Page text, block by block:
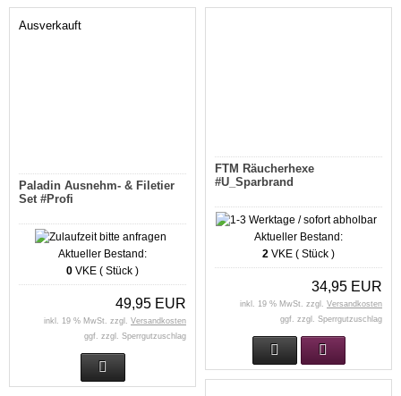
Ausverkauft
Paladin Ausnehm- & Filetier
Set #Profi
Aktueller Bestand:
0 VKE ( Stück )
49,95 EUR
inkl. 19 % MwSt. zzgl. Versandkosten
ggf. zzgl. Sperrgutzuschlag
FTM Räucherhexe
#U_Sparbrand
Aktueller Bestand:
2 VKE ( Stück )
34,95 EUR
inkl. 19 % MwSt. zzgl. Versandkosten
ggf. zzgl. Sperrgutzuschlag